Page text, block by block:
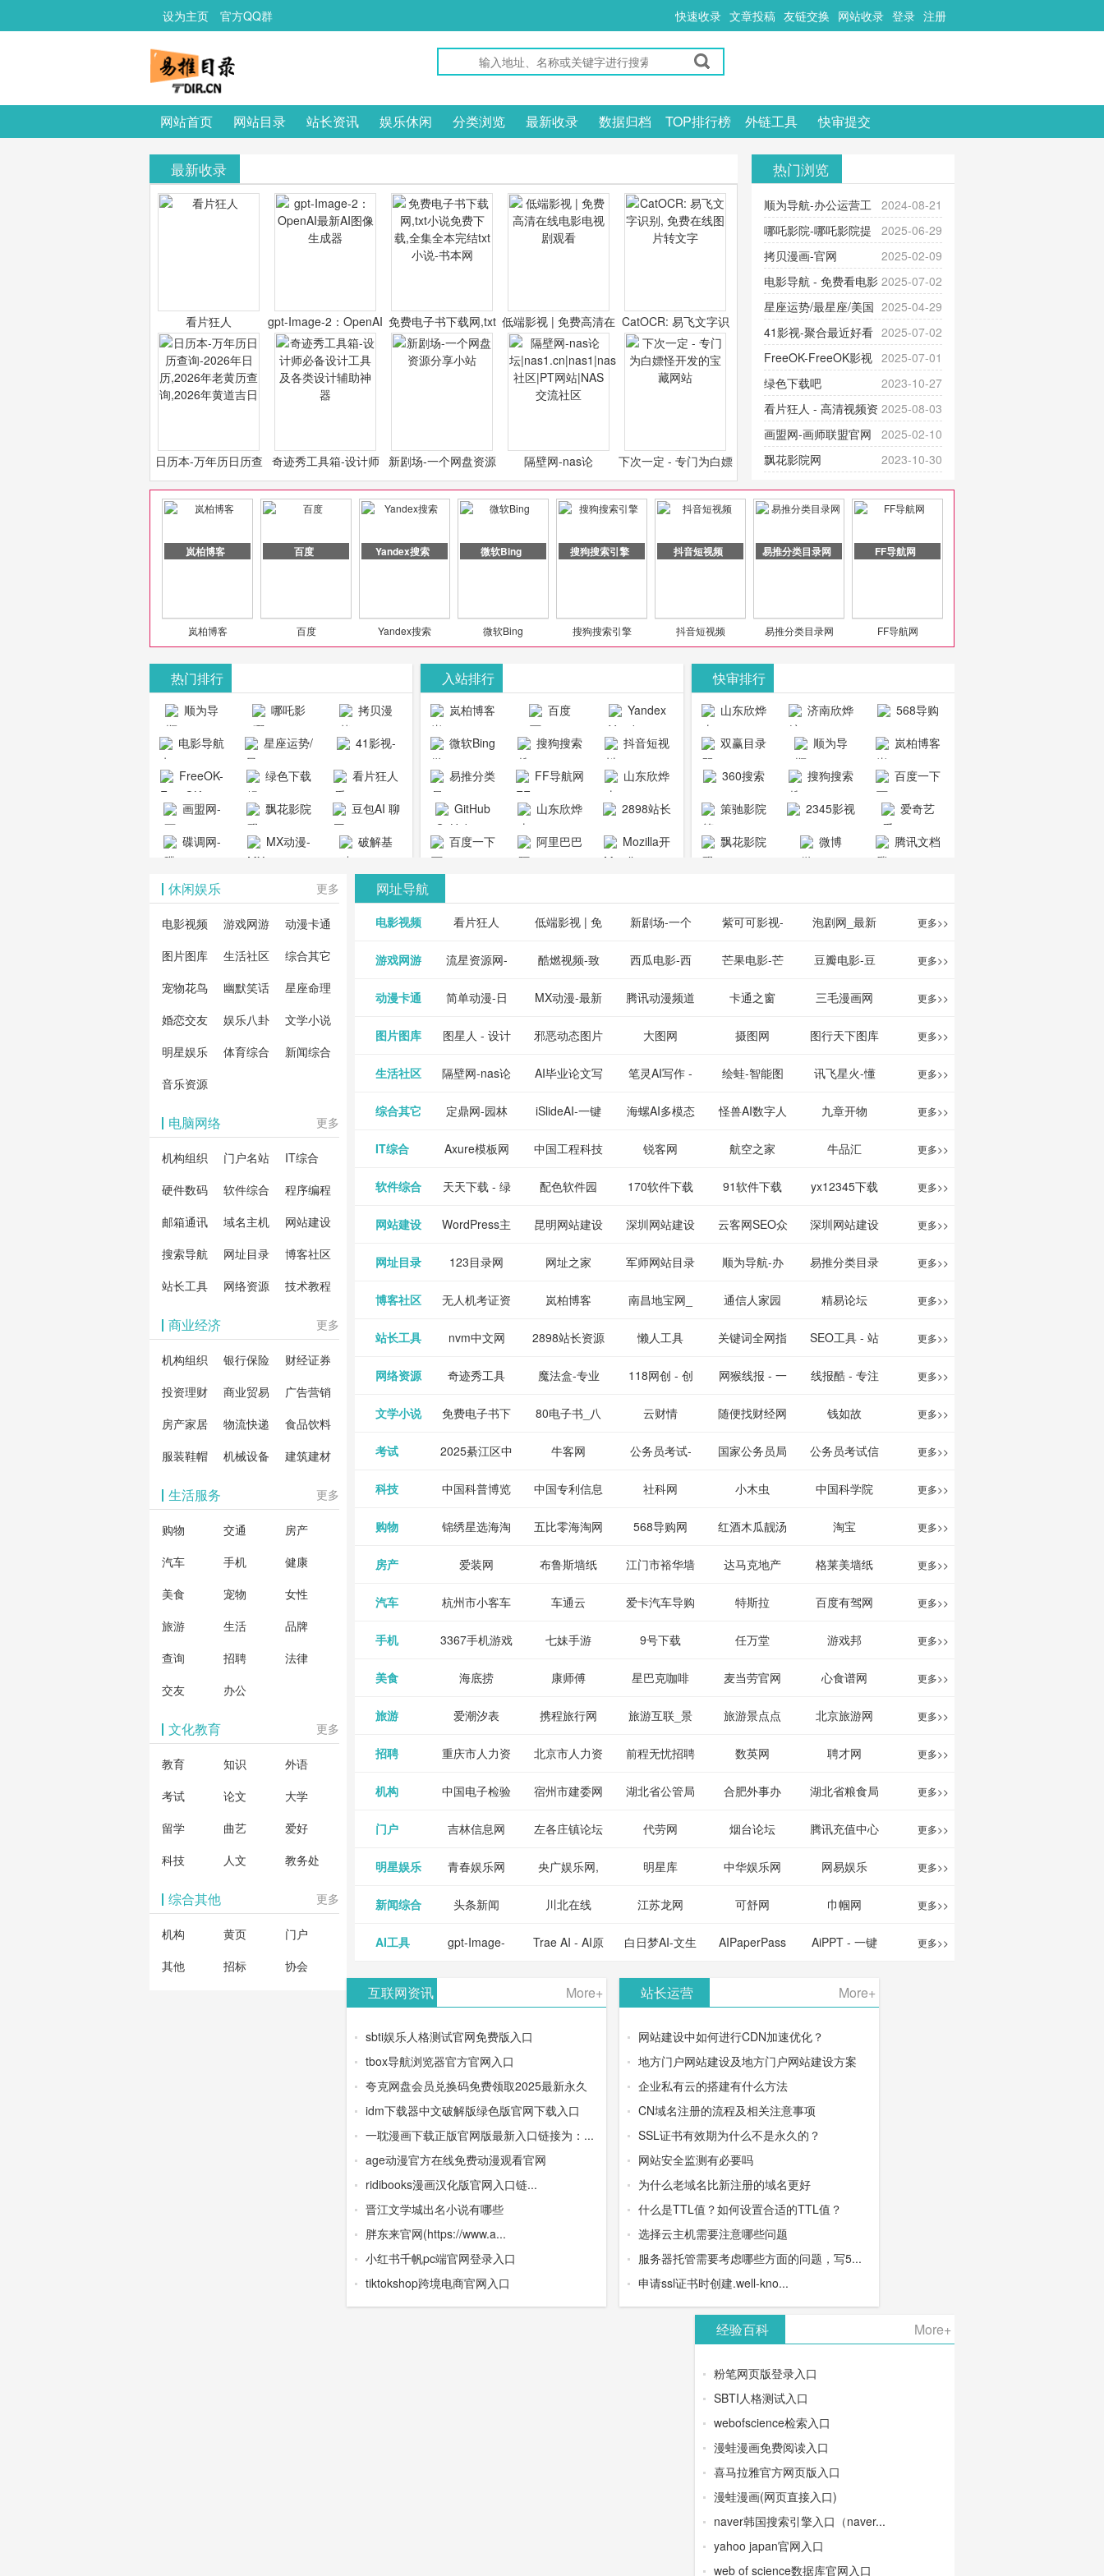
设为主页 官方QQ群 快速收录 文章投稿 友链交换 网站收录 登录 注册
网站首页 网站目录 站长资讯 娱乐休闲 分类浏览 最新收录 数据归档 TOP排行榜 外链工具 快审提交
最新收录
看片狂人
gpt-Image-2：OpenAI
最新AI图像生成器
免费电子书下载网,txt
小说免费下载,全集全
本完结txt小说-书本网
低端影视 | 免费高清在
线电影电视剧观看
CatOCR: 易飞文字识
别, 免费在线图片转文
字
日历本-万年历日历查
询-2026年日历,2026
年老黄历查询,2026年
奇迹秀工具箱-设计师
必备设计工具及各类设
计辅助神器
新剧场-一个网盘资源
分享小站
隔壁网-nas论
坛|nas1.cn|nas1|nas
社区|PT网站|NAS交流
下次一定 - 专门为白嫖
怪开发的宝藏网站
热门浏览
2024-08-21
顺为导航-办公运营工
具导航
2025-06-29
哪吒影院-哪吒影院提
供最新、最全的高清电影、电视
剧、动漫和综艺节目免费观看。平
台内容丰富，更新快速，支持在线
观看，满足各类影迷需求，提供无
广告、高清流畅的观影体验。
2025-02-09
拷贝漫画-官网
_www.copymango.com_动漫综合
2025-07-02
电影导航 - 免费看电影
就来这！ | 快导航网-免费看电影就
来这！收录大量免费看电影网站！
2025-04-29
星座运势/最星座/美国
神婆星座网
2025-07-02
41影视-聚合最近好看
的电视剧最新电影网站-41影视为您
提供最新成全短剧电视剧、电视剧
大全、好看的电视剧、最新的电影
在线观看，神马影院每天更新最新
好看的动作片、 喜剧片、爱情片、
2025-07-01
FreeOK-FreeOK影视
官网-最新影视资源|追剧也很卷
2023-10-27
绿色下载吧
2025-08-03
看片狂人 - 高清视频资
源免费在线观看
2025-02-10
画盟网-画师联盟官网
_huashilm.com_动漫综合2023-10-30
飘花影院网
页版入口
岚柏博客
岚柏博客
百度
百度
Yandex搜索
Yandex搜索
微软Bing
微软Bing
搜狗搜索引擎
搜狗搜索引擎
抖音短视频
抖音短视频
易推分类目录网
易推分类目录网
FF导航网
FF导航网
山东欣烨化工有限公
热门排行
顺为导
航-办公运营
哪吒影
院-哪吒影院
提供最新、
最全的高清
电影、电视
剧、动漫和
综艺节目免
台内容丰
富，更新快
速，支持在
线观看，满
需求，提供
无广告、高
拷贝漫
画-官网
_www.copymango.com_
动漫综合
电影导航
- 免费看电影
就来这！ | 快
导航网-免费
看电影就来
量免费看电
影网站！
星座运势/
最星座/美国
神婆星座网
41影视-
聚合最近好
看的电视剧
最新电影网
站-41影视为
成全短剧电
视剧、电视
看的电视
剧、最新的
看，神马影
院每天更新
动作片、 喜
剧片、爱情
等全新电
FreeOK-
FreeOK影视
官网-最新影
视资源|追剧
绿色下载
吧
看片狂人
- 高清视频资
源免费在线
观看
画盟网-
画师联盟官
_huashilm.com_
动漫综合
飘花影院
网
豆包AI 聊
天智能对话
网页版入口
碟调网-
提供最新电
视剧和2025
的在线观
看，快来碟
调电影网在
热门影视作
品吧！
MX动漫-
破解基
整合当前互
联网最新最
软件免费下
载、资源免
术教程学习
与交流平
解软件、整
卓破解软件
载！旨在打
造一个绿色
件共享站、
资源
入站排行
岚柏博客 百度
Yandex
搜索
微软Bing
搜狗搜索
引擎
抖音短视
频
易推分类
目录网
FF导航网
山东欣烨
化工有限公
GitHub
山东欣烨
生物科技有
2898站长
资源平台
百度一下
阿里巴巴
Mozilla开
快审排行
山东欣烨
生物科技有
济南欣烨
科技有限公
568导购
网
双赢目录
顺为导
航-办公运营
岚柏博客
360搜索
搜狗搜索
百度一下
策驰影院
2345影视
大全
爱奇艺
VIP会员
飘花影院
微博 腾讯文档
休闲娱乐 更多
电影视频 游戏网游
动漫卡通
图片图库
生活社区
综合其它
宠物花鸟
幽默笑话
星座命理
婚恋交友
娱乐八卦
文学小说
明星娱乐
体育综合
新闻综合
音乐资源
电脑网络 更多
机构组织 门户名站
IT综合
硬件数码
软件综合
程序编程
邮箱通讯
域名主机
网站建设
搜索导航
网址目录
博客社区
站长工具
网络资源 技术教程
商业经济 更多
机构组织 银行保险
财经证券
投资理财
商业贸易
广告营销
房产家居
物流快递
食品饮料
服装鞋帽
机械设备 建筑建材
生活服务 更多
购物 交通
房产
汽车
手机
健康
美食
宠物
女性
旅游
生活
品牌
查询
招聘
法律
交友
办公
文化教育 更多
教育 知识
外语
考试
论文
大学
留学
曲艺
爱好
科技
人文 教务处
综合其他 更多
机构 黄页
门户
其他
招标 协会
网址导航
电影视频 看片狂人 低端影视 | 免
费高清在线电
影电视剧观看
新剧场-一个
网盘资源分享
小站
紫可可影视-
紫可可,免费提
供最新高清电
影
泡剧网_最新
电视剧免费在
线观看_热播
电视剧大全
更多>>
游戏网游 流星资源网-
流星蝴蝶剑官
网资源下载站
酷燃视频-致
力于打造中国
领先的优质短
节目视频
西瓜电影-西
瓜视频网站电
影频道
芒果电影-芒
果TV网站电影
频道
豆瓣电影-豆
瓣电影提供最
新的电影介绍
及评论包括上
映影片的影讯
查询及购票服
务。你可以记
录想看、在看
和看过的电影
电视剧，顺便
打分、写影
评。根据你的
更多>>
动漫卡通 简单动漫-日
本动画BT下载
站
MX动漫-最新
最全动漫免费
在线观看
腾讯动漫频道
_comic.qq.com_
动漫综合
卡通之窗
_www.cartoonwin.com_
动漫原创
三毛漫画网
_www.sanmao.com.cn_
动漫原创
更多>>
图片图库 图星人 - 设计
图片素材免费
下载网站
邪恶动态图片
大全
大图网 摄图网 图行天下图库 更多>>
生活社区 隔壁网-nas论
坛|nas1.cn|nas1|nas
社区|PT网
站|NAS交流社
区
AI毕业论文写
作-AI毕业设
计-AI答辩问题
预测与PPT模
板生成
笔灵AI写作 -
国内领先的AI
写作助手
绘蛙-智能图
片、文案创作
平台
讯飞星火-懂
我的AI助手
更多>>
综合其它 定鼎网-园林
景观建筑室内
设计资料分享
平台
iSlideAI-一键
生成PPT模板
下载
海螺AI多模态
大语言模型
怪兽AI数字人 九章开物 更多>>
IT综合 Axure模板网 中国工程科技
知识中心
锐客网 航空之家 牛品汇 更多>>
软件综合 天天下载 - 绿
色精品软件应
用分享平台
配色软件园 170软件下载
站
91软件下载 yx12345下载
站
更多>>
网站建设 WordPress主
题模板下载_
爱主题
昆明网站建设 深圳网站建设 云客网SEO众
包服务平台
深圳网站建设 更多>>
网址目录 123目录网 网址之家 军师网站目录
网址大全
顺为导航-办
公运营工具导
航
易推分类目录
网
更多>>
博客社区 无人机考证资
讯网
岚柏博客 南昌地宝网_
南昌论坛
通信人家园 精易论坛 更多>>
站长工具 nvm中文网 2898站长资源
平台
懒人工具 关键词全网指
数查询
SEO工具 - 站
长之家
更多>>
网络资源 奇迹秀工具
箱-设计师必
备设计工具及
各类设计辅助
神器
魔法盒-专业
的游戏动画特
效学习平台
118网创 - 创
业项目资源分
享下载平台
网猴线报 - 一
个简单且纯粹
的活动线报资
源分享网站
线报酷 - 专注
线报活动
更多>>
文学小说 免费电子书下
载网,txt小说
免费下载,全集
全本完结txt小
说-书本网
80电子书_八
零电子书
_80txt_八零
小说网
云财情 随便找财经网 钱如故 更多>>
考试 2025綦江区中
考志愿填报系
统
牛客网 公务员考试-
中公教育网
国家公务员局 公务员考试信
息网
更多>>
科技 中国科普博览 中国专利信息
网
社科网 小木虫 中国科学院 更多>>
购物 锦绣星选海淘 五比零海淘网 568导购网 红酒木瓜靓汤
官网
淘宝 更多>>
房产 爱装网 布鲁斯墙纸 江门市裕华墙
纸
达马克地产 格莱美墙纸 更多>>
汽车 杭州市小客车
总量调控管理
信息系统
车通云 爱卡汽车导购 特斯拉 百度有驾网 更多>>
手机 3367手机游戏 七妹手游 9号下载 任万堂 游戏邦 更多>>
美食 海底捞 康师傅 星巴克咖啡 麦当劳官网 心食谱网 更多>>
旅游 爱潮汐表 携程旅行网 旅游互联_景
点门票预订
旅游景点点
评-猫途鹰
Tripadvisor
北京旅游网 更多>>
招聘 重庆市人力资
源和社会保障
局
北京市人力资
源和社会保障
前程无忧招聘
网
数英网 聘才网 更多>>
机构 中国电子检验
检疫业务网
宿州市建委网 湖北省公管局 合肥外事办 湖北省粮食局 更多>>
门户 吉林信息网 左各庄镇论坛 代劳网 烟台论坛 腾讯充值中心 更多>>
明星娱乐 青春娱乐网 央广娱乐网, 明星库 中华娱乐网 网易娱乐 更多>>
新闻综合 头条新闻 川北在线 江苏龙网 可舒网 巾帼网 更多>>
AI工具 gpt-Image-
器
Trae AI - AI原
pro与
DeepSeek模
白日梦AI-文生
视频类AIGC
AIPaperPass
千字大纲
AiPPT - 一键 更多>>
互联网资讯 More+
sbti娱乐人格测试官网免费版入口
tbox导航浏览器官方官网入口
夸克网盘会员兑换码免费领取2025最新永久
idm下载器中文破解版绿色版官网下载入口
一耽漫画下载正版官网版最新入口链接为：...
age动漫官方在线免费动漫观看官网
ridibooks漫画汉化版官网入口链...
晋江文学城出名小说有哪些
胖东来官网(https://www.a...
小红书千帆pc端官网登录入口
tiktokshop跨境电商官网入口
站长运营 More+
网站建设中如何进行CDN加速优化？
地方门户网站建设及地方门户网站建设方案
企业私有云的搭建有什么方法
CN域名注册的流程及相关注意事项
SSL证书有效期为什么不是永久的？
网站安全监测有必要吗
为什么老域名比新注册的域名更好
什么是TTL值？如何设置合适的TTL值？
选择云主机需要注意哪些问题
服务器托管需要考虑哪些方面的问题，写5...
申请ssl证书时创建.well-kno...
经验百科 More+
粉笔网页版登录入口
SBTI人格测试入口
webofscience检索入口
漫蛙漫画免费阅读入口
喜马拉雅官方网页版入口
漫蛙漫画(网页直接入口)
naver韩国搜索引擎入口（naver...
yahoo japan官网入口
web of science数据库官网入口